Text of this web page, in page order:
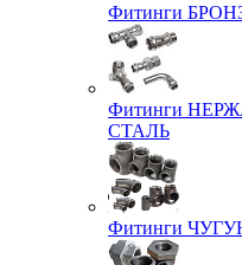
Фитинги
Фитинги
СТАЛЬ
Фитинги